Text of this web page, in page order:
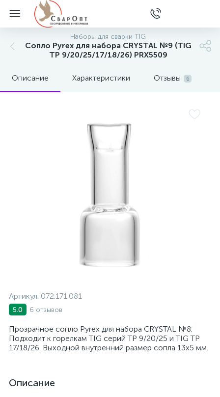
Наборы для сварки TIG
Сопло Pyrex для набора CRYSTAL №9 (TIG
TP 9/20/25/17/18/26) PRX5509
Описание Характеристики Отзывы 6
Артикул: 072.171.081
5.0 6 отзывов
Прозрачное сопло Pyrex для набора CRYSTAL №8.
Подходит к горелкам TIG серий TP 9/20/25 и TIG TP
17/18/26. Выходной внутренний размер сопла 13х5 мм.
Описание